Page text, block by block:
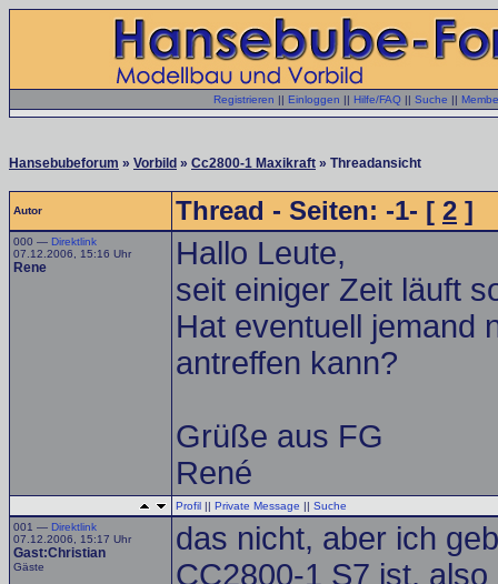
Registrieren || Einloggen || Hilfe/FAQ || Suche ||
Hansebubeforum » Vorbild » Cc2800-1 Maxikraft » Threadansicht
Autor Thread - Seiten: -1- [ 2 ]
000 — Direktlink
07.12.2006, 15:16 Uhr
Rene
Hallo Leute,
seit einiger Zeit läuft
Hat eventuell jemand
antreffen kann?
Grüße aus FG
René
Profil || Private Message || Suche
001 — Direktlink
07.12.2006, 15:17 Uhr
Gast:Christian
Gäste
das nicht, aber ich
CC2800-1 S7 ist,